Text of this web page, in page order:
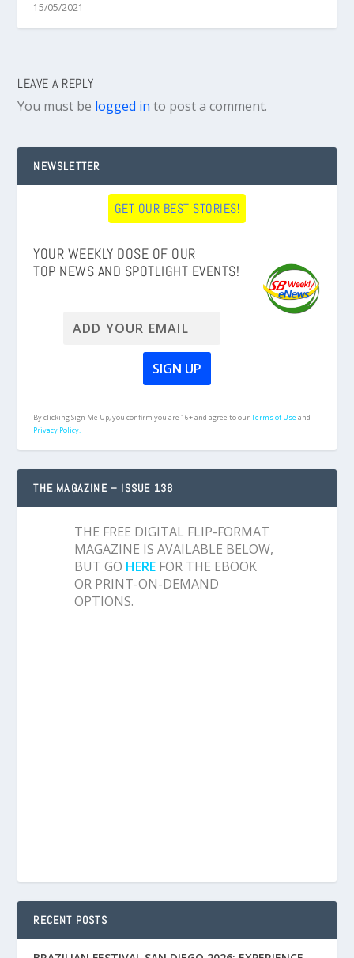
15/05/2021
LEAVE A REPLY
You must be logged in to post a comment.
NEWSLETTER
GET OUR BEST STORIES!
YOUR WEEKLY DOSE OF OUR
TOP NEWS AND SPOTLIGHT EVENTS!
By clicking Sign Me Up, you confirm you are 16+ and agree to ourTerms of Useand
Privacy Policy.
THE MAGAZINE – ISSUE 136
THE FREE DIGITAL FLIP-FORMAT
MAGAZINE IS AVAILABLE BELOW,
BUT GO HERE FOR THE EBOOK
OR PRINT-ON-DEMAND
OPTIONS.
RECENT POSTS